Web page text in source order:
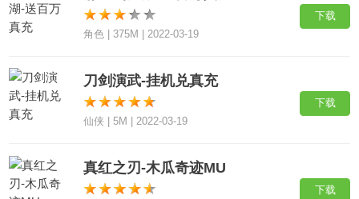
角色 | 375M | 2022-03-19
下载
刀剑演武-挂机兑真充
仙侠 | 5M | 2022-03-19
下载
真红之刃-木瓜奇迹MU
下载